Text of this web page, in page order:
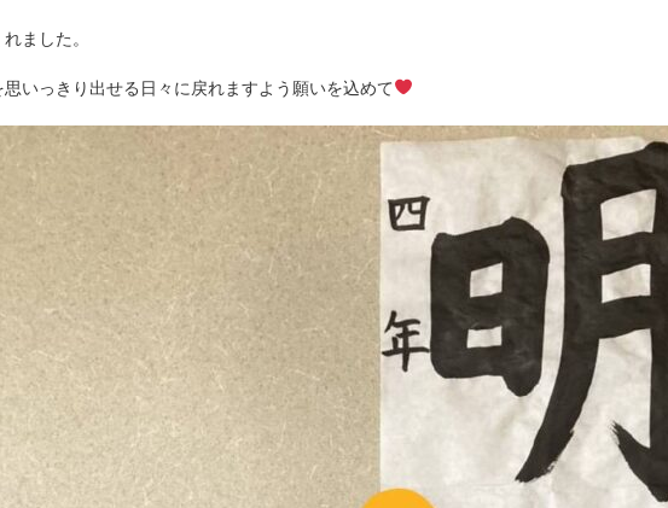
ました。
思いっきり出せる日々に戻れますよう願いを込めて